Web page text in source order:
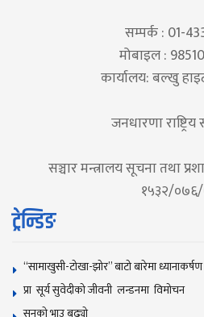
सम्पर्क : 01-
मोबाइल :
कार्यालय: बल्खु
जनधारणा
सञ्चार मन्त्रालय सूचना तथा
१५३२/
ट्रेन्डिङ
“सामाखुसी-टोखा-झोर” बाटो बारेमा ध्यानाकर्षण
प्रा सूर्य सुवेदीको जीवनी लन्डनमा विमोचन
सुनकाे भाउ बढ्याे